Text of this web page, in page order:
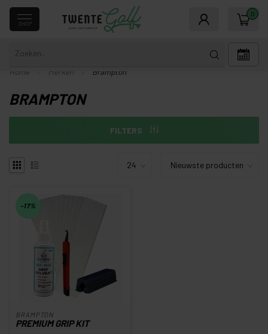
SHOP
0
Home Merken Brampton
BRAMPTON
FILTERS
-17%
BRAMPTON
PREMIUM GRIP KIT